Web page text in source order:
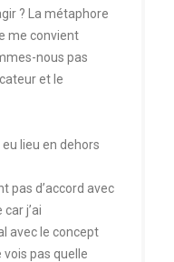
? La métaphore
me convient
nous pas
et le
lieu en dehors
pas d’accord avec
j’ai
avec le concept
pas quelle